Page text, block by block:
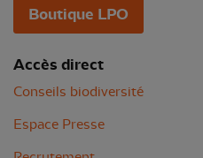
Boutique LPO
Accès direct
Conseils biodiversité
Espace Presse